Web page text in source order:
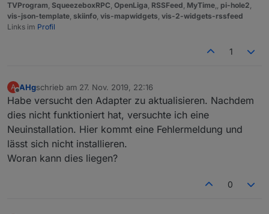
TVProgram, SqueezeboxRPC, OpenLiga, RSSFeed, MyTime,, pi-hole2,
vis-json-template, skiinfo, vis-mapwidgets, vis-2-widgets-rssfeed
Links im Profil
1
A
Offline
AHgschrieb am 27. Nov. 2019, 22:16
zuletzt editiert von
Habe versucht den Adapter zu aktualisieren. Nachdem
dies nicht funktioniert hat, versuchte ich eine
Neuinstallation. Hier kommt eine Fehlermeldung und
lässt sich nicht installieren.
Woran kann dies liegen?
0